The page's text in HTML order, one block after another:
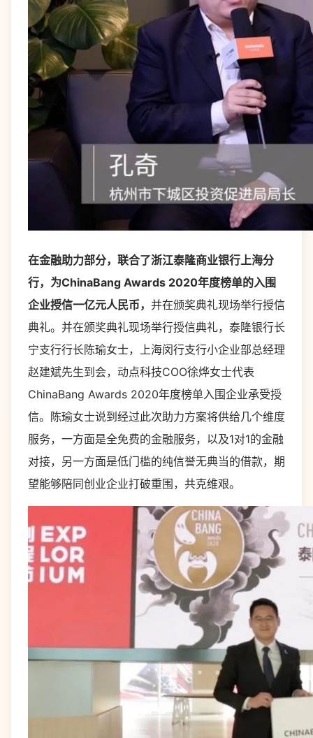
在金融助力部分，联合了浙江泰隆商业银行上海分
行，为ChinaBang Awards 2020年度榜单的入围
企业授信一亿元人民币， 并在颁奖典礼现场举行授信
典礼。并在颁奖典礼现场举行授信典礼，泰隆银行长
宁支行行长陈瑜女士，上海闵行支行小企业部总经理
赵建斌先生到会，动点科技COO徐烨女士代表
ChinaBang Awards 2020年度榜单入围企业承受授
信。陈瑜女士说到经过此次助力方案将供给几个维度
服务，一方面是全免费的金融服务，以及1对1的金融
对接，另一方面是低门槛的纯信誉无典当的借款，期
望能够陪同创业企业打破重围，共克维艰。